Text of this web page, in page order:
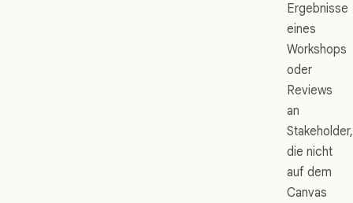
Ergebnisse
eines
Workshops
oder
Reviews
an
Stakeholder,
die nicht
auf dem
Canvas